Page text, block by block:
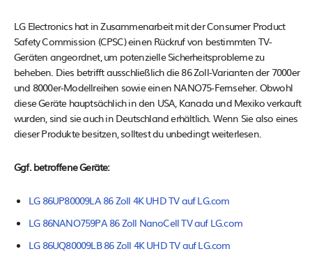
LG Electronics hat in Zusammenarbeit mit der Consumer Product
Safety Commission (CPSC) einen Rückruf von bestimmten TV-
Geräten angeordnet, um potenzielle Sicherheitsprobleme zu
beheben. Dies betrifft ausschließlich die 86 Zoll-Varianten der 7000er
und 8000er-Modellreihen sowie einen NANO75-Fernseher. Obwohl
diese Geräte hauptsächlich in den USA, Kanada und Mexiko verkauft
wurden, sind sie auch in Deutschland erhältlich. Wenn Sie also eines
dieser Produkte besitzen, solltest du unbedingt weiterlesen.
Ggf. betroffene Geräte:
LG 86UP80009LA 86 Zoll 4K UHD TV auf LG.com
LG 86NANO759PA 86 Zoll NanoCell TV auf LG.com
LG 86UQ80009LB 86 Zoll 4K UHD TV auf LG.com